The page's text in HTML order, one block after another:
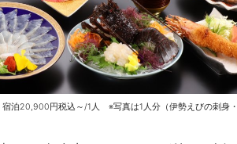
泊20,900円税込～/1人 ※写真は1人分（伊勢えびの刺身・